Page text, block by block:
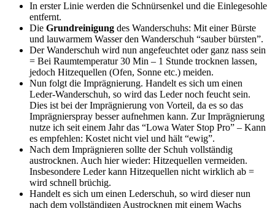
In erster Linie werden die Schnürsenkel und die Einlegesohle
entfernt.
Die Grundreinigung des Wanderschuhs: Mit einer Bürste
und lauwarmem Wasser den Wanderschuh “sauber bürsten”.
Der Wanderschuh wird nun angefeuchtet oder ganz nass sein
= Bei Raumtemperatur 30 Min – 1 Stunde trocknen lassen,
jedoch Hitzequellen (Ofen, Sonne etc.) meiden.
Nun folgt die Imprägnierung. Handelt es sich um einen
Leder-Wanderschuh, so wird das Leder noch feucht sein.
Dies ist bei der Imprägnierung von Vorteil, da es so das
Imprägnierspray besser aufnehmen kann. Zur Imprägnierung
nutze ich seit einem Jahr das “Lowa Water Stop Pro” – Kann
es empfehlen: Kostet nicht viel und hält “ewig”.
Nach dem Imprägnieren sollte der Schuh vollständig
austrocknen. Auch hier wieder: Hitzequellen vermeiden.
Insbesondere Leder kann Hitzequellen nicht wirklich ab =
wird schnell brüchig.
Handelt es sich um einen Lederschuh, so wird dieser nun
nach dem vollständigen Austrocknen mit einem Wachs